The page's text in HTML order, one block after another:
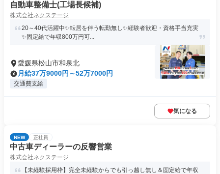
自動車整備士(工場長候補)
株式会社ネクステージ
20～40代活躍中✨転居を伴う転勤無し✨経験者歓迎・資格手当充実
✨固定給で年収800万円可...
愛媛県松山市和泉北
月給37万9000円～52万7000円
交通費支給
気になる
NEW 正社員
中古車ディーラーの反響営業
株式会社ネクステージ
【未経験採用枠】完全未経験からでも引っ越し無し＆固定給で年収